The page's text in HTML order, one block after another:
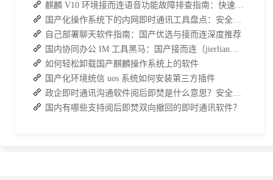
麒麟 V10 环境接而连语音功能故障排查指南：快速恢复高效协作
国产化操作系统下的内网即时通讯工具盘点：安全与高效的双重亮点
自己部署聊天软件指南：国产优选与接而连深度推荐
国内协同办公 IM 工具黑马：国产接而连（jierlian）赋能企业数字化转型
如何轻松卸载国产麒麟操作系统上的软件
国产化环境统信 uos 系统如何安装第三方插件
政企即时通讯沟通软件阅后即焚是什么意思？安全聊天软件介绍
国内有哪些支持阅后即焚双向撤回的即时通讯软件？